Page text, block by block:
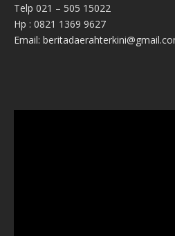
Telp 021 – 505 15022
Hp : 0821 1369 9627
Email: